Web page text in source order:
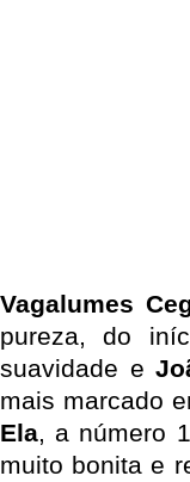
Vagalumes
pureza, do
suavidade e
mais marcado
Ela, a número
muito bonita e